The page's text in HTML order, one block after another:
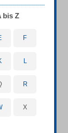
bis Z
F
L
R
X